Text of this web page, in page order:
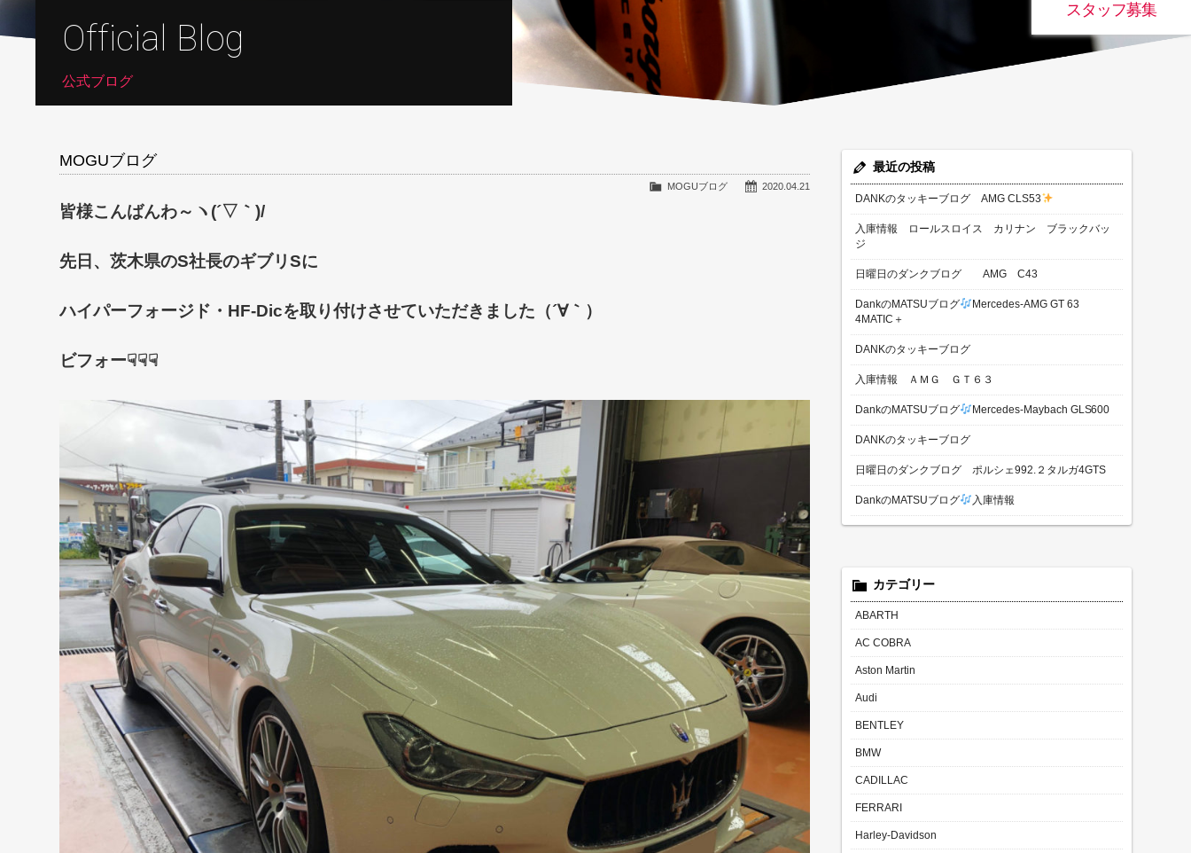
スタッフ募集
Official Blog
公式ブログ
MOGUブログ
2020.04.21
MOGUブログ
皆様こんばんわ～ヽ(´▽｀)/
先日、茨木県のS社長のギブリSに
ハイパーフォージド・HF-Dicを取り付けさせていただきました（´∀｀）
ビフォー☟☟☟
最近の投稿
DANKのタッキーブログ AMG CLS53
入庫情報 ロールスロイス カリナン ブラックバッ
ジ
日曜日のダンクブログ AMG C43
DankのMATSUブログ
Mercedes-AMG GT 63
4MATIC＋
DANKのタッキーブログ
入庫情報 ＡＭＧ ＧＴ６３
DankのMATSUブログ Mercedes-Maybach GLS600
DANKのタッキーブログ
日曜日のダンクブログ ポルシェ992.２タルガ4GTS
DankのMATSUブログ 入庫情報
カテゴリー
ABARTH
AC COBRA
Aston Martin
Audi
BENTLEY
BMW
CADILLAC
FERRARI
Harley-Davidson